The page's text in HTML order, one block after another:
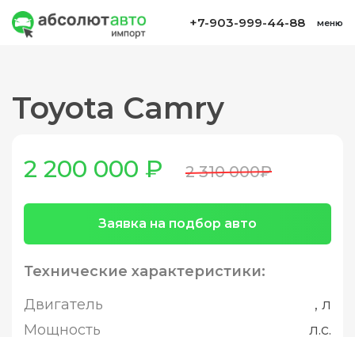
+7-903-999-44-88 меню
Toyota Camry
2 200 000 ₽ 2 310 000₽
Заявка на подбор авто
Технические характеристики:
Двигатель
, л
Мощность
л.с.